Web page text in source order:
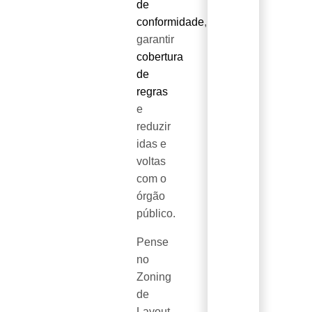
de
conformidade,
garantir
cobertura
de
regras
e
reduzir
idas e
voltas
com o
órgão
público.
Pense
no
Zoning
de